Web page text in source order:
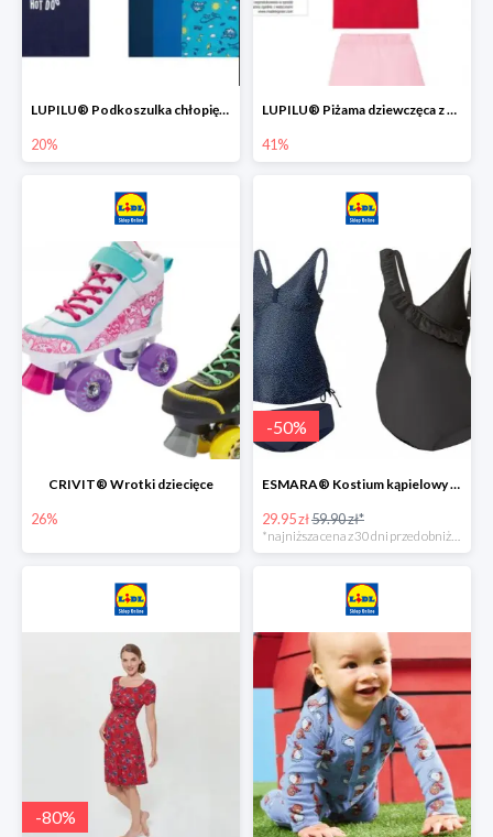
LUPILU® Podkoszulka chłopięca z bawełny -20%
20%
LUPILU® Piżama dziewczęca z bawełny -41%
41%
CRIVIT® Wrotki dziecięce
26%
-50%
ESMARA® Kostium kąpielowy ciążowy lub tankini ciążowe -50%
29.95 zł59.90 zł*
-80%